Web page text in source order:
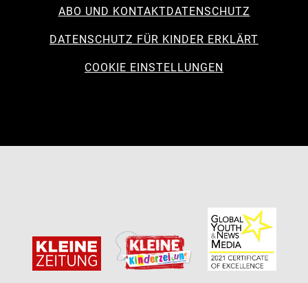
ABO UND KONTAKTDATENSCHUTZ
DATENSCHUTZ FÜR KINDER ERKLÄRT
COOKIE EINSTELLUNGEN